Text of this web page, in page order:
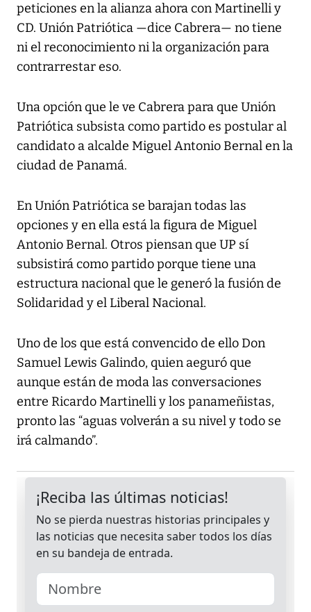
peticiones en la alianza ahora con Martinelli y
CD. Unión Patriótica —dice Cabrera— no tiene
ni el reconocimiento ni la organización para
contrarrestar eso.
Una opción que le ve Cabrera para que Unión
Patriótica subsista como partido es postular al
candidato a alcalde Miguel Antonio Bernal en la
ciudad de Panamá.
En Unión Patriótica se barajan todas las
opciones y en ella está la figura de Miguel
Antonio Bernal. Otros piensan que UP sí
subsistirá como partido porque tiene una
estructura nacional que le generó la fusión de
Solidaridad y el Liberal Nacional.
Uno de los que está convencido de ello Don
Samuel Lewis Galindo, quien aeguró que
aunque están de moda las conversaciones
entre Ricardo Martinelli y los panameñistas,
pronto las “aguas volverán a su nivel y todo se
irá calmando”.